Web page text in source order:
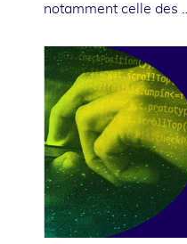
notamment celle des …